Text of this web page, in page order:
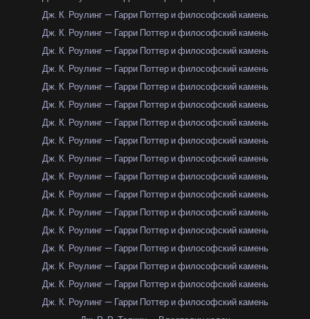
Дж. К. Роулинг — Гарри Поттер и философский камень
Дж. К. Роулинг — Гарри Поттер и философский камень
Дж. К. Роулинг — Гарри Поттер и философский камень
Дж. К. Роулинг — Гарри Поттер и философский камень
Дж. К. Роулинг — Гарри Поттер и философский камень
Дж. К. Роулинг — Гарри Поттер и философский камень
Дж. К. Роулинг — Гарри Поттер и философский камень
Дж. К. Роулинг — Гарри Поттер и философский камень
Дж. К. Роулинг — Гарри Поттер и философский камень
Дж. К. Роулинг — Гарри Поттер и философский камень
Дж. К. Роулинг — Гарри Поттер и философский камень
Дж. К. Роулинг — Гарри Поттер и философский камень
Дж. К. Роулинг — Гарри Поттер и философский камень
Дж. К. Роулинг — Гарри Поттер и философский камень
Дж. К. Роулинг — Гарри Поттер и философский камень
Дж. К. Роулинг — Гарри Поттер и философский камень
Дж. К. Роулинг — Гарри Поттер и философский камень